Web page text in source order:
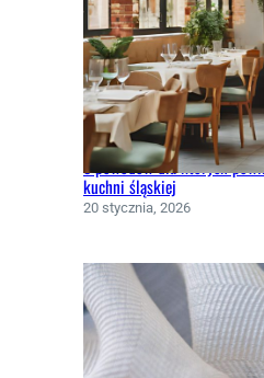
5 powodów dla których
kuchni śląskiej
20 stycznia, 2026